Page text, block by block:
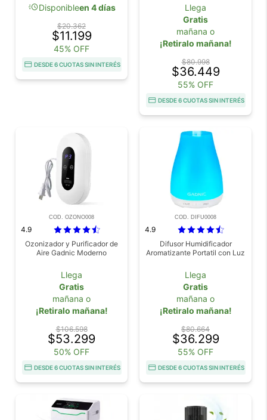
acuteDisponibleen 4 días
$20.362
$11.199
45% OFF
DESDE 6 CUOTAS SIN INTERÉS
Llega
Gratis
mañana o
¡Retiralo mañana!
$80.998
$36.449
55% OFF
DESDE 6 CUOTAS SIN INTERÉS
COD. OZONO008
4.9
Ozonizador y Purificador de
Aire Gadnic Moderno
Llega
Gratis
mañana o
¡Retiralo mañana!
$106.598
$53.299
50% OFF
DESDE 6 CUOTAS SIN INTERÉS
COD. DIFU0008
4.9
Difusor Humidificador
Aromatizante Portatil con Luz
Llega
Gratis
mañana o
¡Retiralo mañana!
$80.664
$36.299
55% OFF
DESDE 6 CUOTAS SIN INTERÉS